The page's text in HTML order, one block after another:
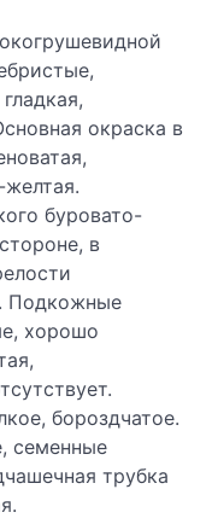
окраска в
желтая.
буровато-
в
Подкожные
хорошо
бороздчатое.
семенные
трубка